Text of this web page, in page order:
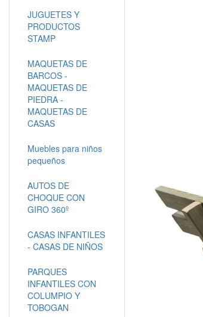
JUGUETES Y
PRODUCTOS
STAMP
MAQUETAS DE
BARCOS -
MAQUETAS DE
PIEDRA -
MAQUETAS DE
CASAS
Muebles para niños
pequeños
AUTOS DE
CHOQUE CON
GIRO 360º
CASAS INFANTILES
- CASAS DE NIÑOS
PARQUES
INFANTILES CON
COLUMPIO Y
TOBOGAN